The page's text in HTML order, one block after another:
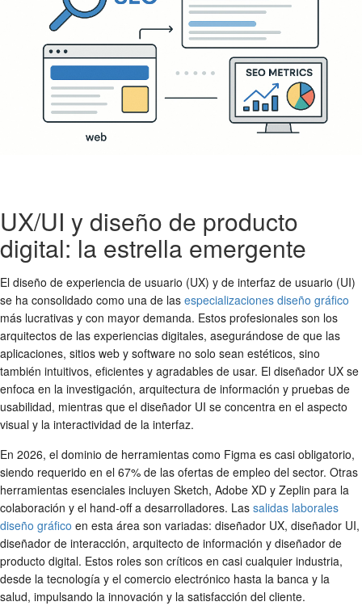
UX/UI y diseño de producto
digital: la estrella emergente
El diseño de experiencia de usuario (UX) y de interfaz de usuario (UI)
se ha consolidado como una de las especializaciones diseño gráfico
más lucrativas y con mayor demanda. Estos profesionales son los
arquitectos de las experiencias digitales, asegurándose de que las
aplicaciones, sitios web y software no solo sean estéticos, sino
también intuitivos, eficientes y agradables de usar. El diseñador UX se
enfoca en la investigación, arquitectura de información y pruebas de
usabilidad, mientras que el diseñador UI se concentra en el aspecto
visual y la interactividad de la interfaz.
En 2026, el dominio de herramientas como Figma es casi obligatorio,
siendo requerido en el 67% de las ofertas de empleo del sector. Otras
herramientas esenciales incluyen Sketch, Adobe XD y Zeplin para la
colaboración y el hand-off a desarrolladores. Las salidas laborales
diseño gráfico en esta área son variadas: diseñador UX, diseñador UI,
diseñador de interacción, arquitecto de información y diseñador de
producto digital. Estos roles son críticos en casi cualquier industria,
desde la tecnología y el comercio electrónico hasta la banca y la
salud, impulsando la innovación y la satisfacción del cliente.